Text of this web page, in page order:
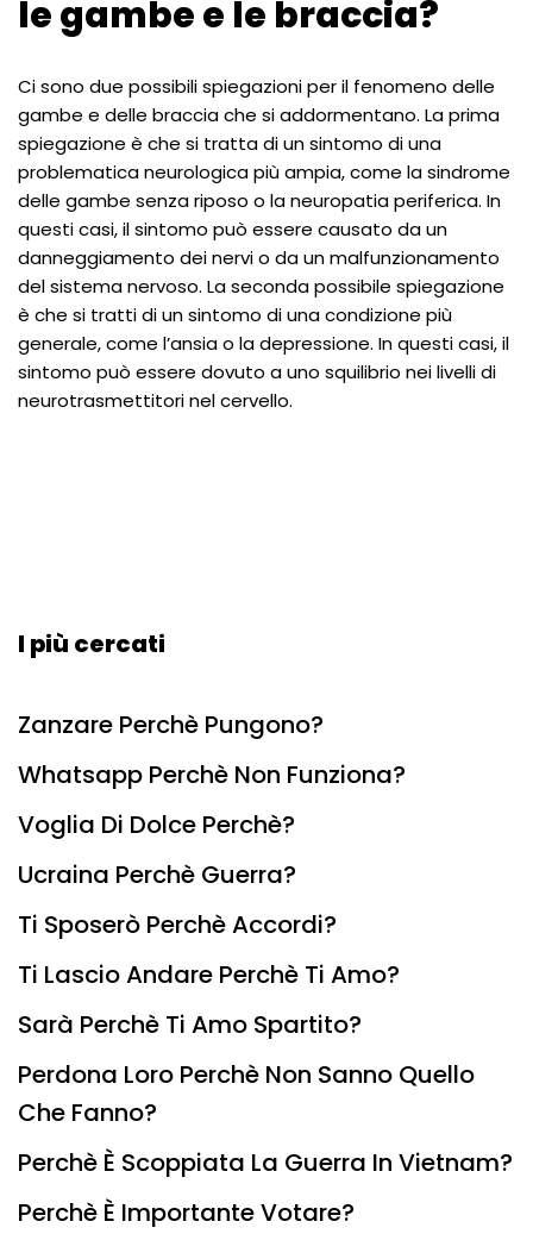
le gambe e le braccia?
Ci sono due possibili spiegazioni per il fenomeno delle
gambe e delle braccia che si addormentano. La prima
spiegazione è che si tratta di un sintomo di una
problematica neurologica più ampia, come la sindrome
delle gambe senza riposo o la neuropatia periferica. In
questi casi, il sintomo può essere causato da un
danneggiamento dei nervi o da un malfunzionamento
del sistema nervoso. La seconda possibile spiegazione
è che si tratti di un sintomo di una condizione più
generale, come l’ansia o la depressione. In questi casi, il
sintomo può essere dovuto a uno squilibrio nei livelli di
neurotrasmettitori nel cervello.
I più cercati
Zanzare Perchè Pungono?
Whatsapp Perchè Non Funziona?
Voglia Di Dolce Perchè?
Ucraina Perchè Guerra?
Ti Sposerò Perchè Accordi?
Ti Lascio Andare Perchè Ti Amo?
Sarà Perchè Ti Amo Spartito?
Perdona Loro Perchè Non Sanno Quello
Che Fanno?
Perchè È Scoppiata La Guerra In Vietnam?
Perchè È Importante Votare?